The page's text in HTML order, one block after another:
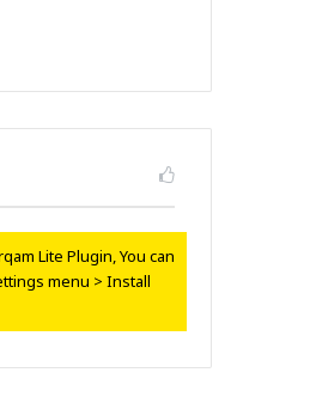
Lite Plugin, You can
menu > Install